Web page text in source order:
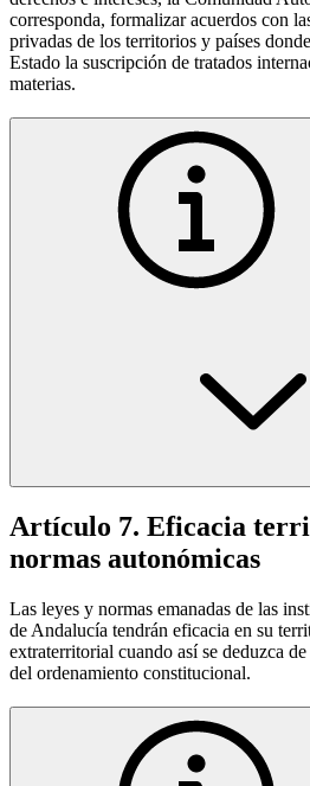
corresponda, formalizar acuerdos con
privadas de los territorios y países
Estado la suscripción de tratados
materias.
Artículo 7. Eficacia
normas autonómicas
Las leyes y normas emanadas de las
de Andalucía tendrán eficacia en su
extraterritorial cuando así se deduzca
del ordenamiento constitucional.